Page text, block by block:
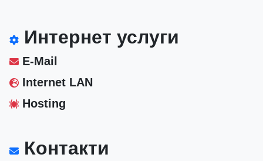
Интернет услуги
E-Mail
Internet LAN
Hosting
Контакти